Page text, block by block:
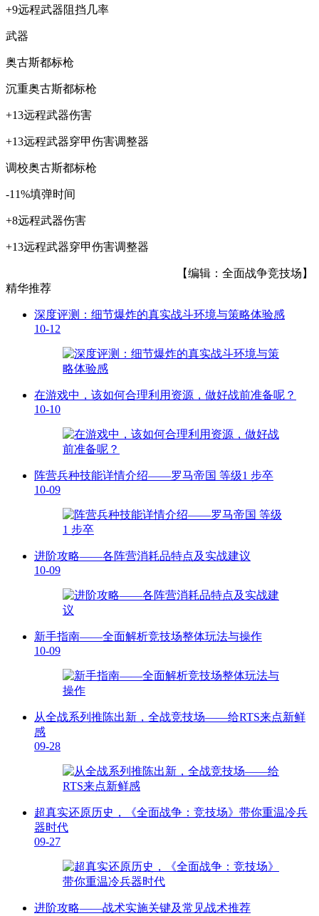
+9远程武器阻挡几率
武器
奥古斯都标枪
沉重奥古斯都标枪
+13远程武器伤害
+13远程武器穿甲伤害调整器
调校奥古斯都标枪
-11%填弹时间
+8远程武器伤害
+13远程武器穿甲伤害调整器
【编辑：全面战争竞技场】
精华推荐
深度评测：细节爆炸的真实战斗环境与策略体验感
10-12
在游戏中，该如何合理利用资源，做好战前准备呢？
10-10
阵营兵种技能详情介绍——罗马帝国 等级1 步卒
10-09
进阶攻略——各阵营消耗品特点及实战建议
10-09
新手指南——全面解析竞技场整体玩法与操作
10-09
从全战系列推陈出新，全战竞技场——给RTS来点新鲜
感
09-28
超真实还原历史，《全面战争：竞技场》带你重温冷兵
器时代
09-27
进阶攻略——战术实施关键及常见战术推荐